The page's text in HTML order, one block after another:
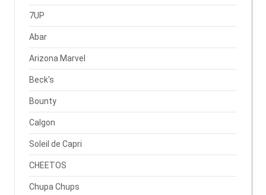
7UP
Abar
Arizona Marvel
Beck's
Bounty
Calgon
Soleil de Capri
CHEETOS
Chupa Chups